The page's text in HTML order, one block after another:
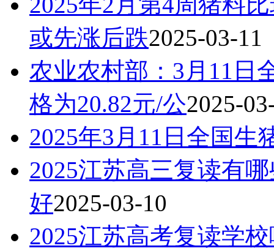
或先涨后跌2025-03-11
农业农村部：3月11日
格为20.82元/公2025-
2025年3月11日全国生
2025江苏高三复读有
好2025-03-10
2025江苏高考复读学